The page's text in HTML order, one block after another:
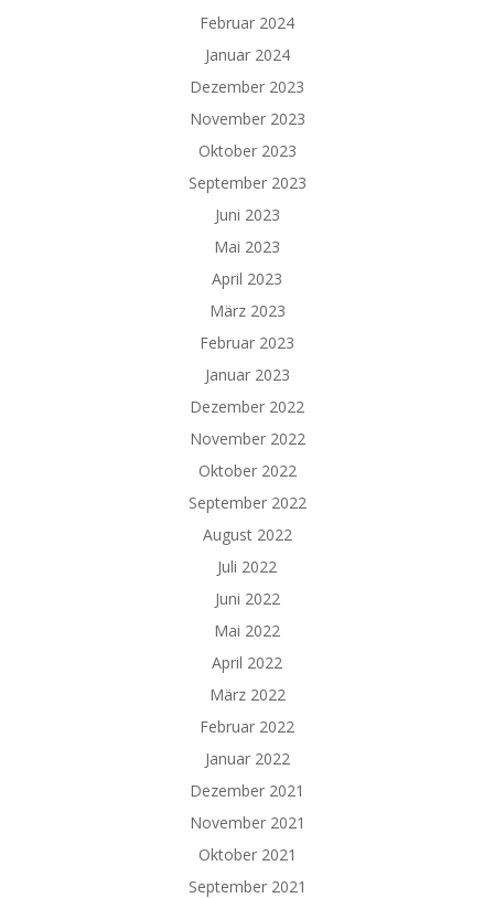
Februar 2024
Januar 2024
Dezember 2023
November 2023
Oktober 2023
September 2023
Juni 2023
Mai 2023
April 2023
März 2023
Februar 2023
Januar 2023
Dezember 2022
November 2022
Oktober 2022
September 2022
August 2022
Juli 2022
Juni 2022
Mai 2022
April 2022
März 2022
Februar 2022
Januar 2022
Dezember 2021
November 2021
Oktober 2021
September 2021